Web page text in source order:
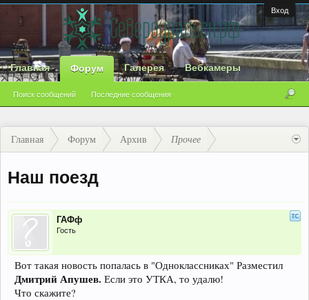
Вход
Главная Форум
Поиск сообщений Последние сообщения
Галерея Вебкамеры
Главная Форум Архив Прочее
Наш поезд
ГАФф
Гость
Вот такая новость попалась в "Одноклассниках" Разместил
Дмитрий Апушев. Если это УТКА, то удалю!
Что скажите?